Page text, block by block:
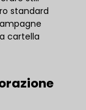
standard
cartella